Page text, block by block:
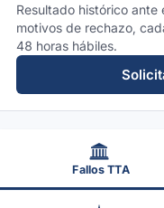
Resultado histórico
motivos de rechazo,
48 horas hábiles.
Fallos TTA